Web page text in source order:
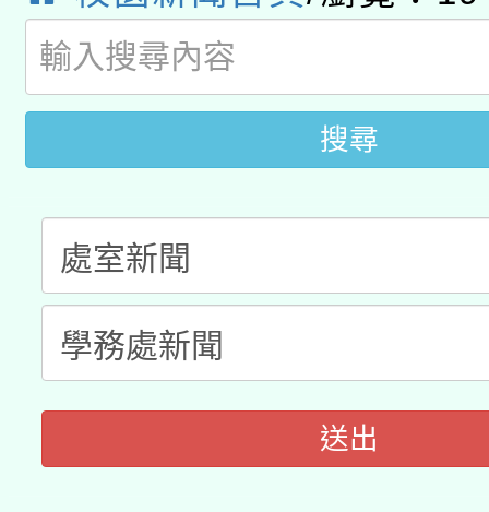
業技術研究院辦理「
用水績優單位及節水達
115年8月22日(星期六
桃園市孔廟祈福系列
開 智慧啟航」
2026年桃園地景藝術
搜尋
送出